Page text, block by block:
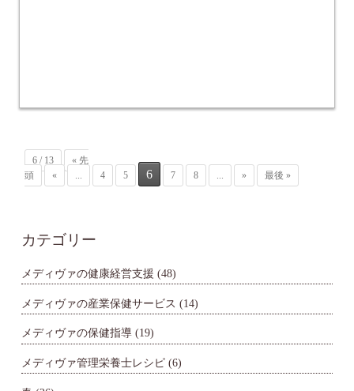
6 / 13
« 先
頭
« ... 4 5 6 7 8 ... » 最後 »
カテゴリー
メディヴァの健康経営支援 (48)
メディヴァの産業保健サービス (14)
メディヴァの保健指導 (19)
メディヴァ管理栄養士レシピ (6)